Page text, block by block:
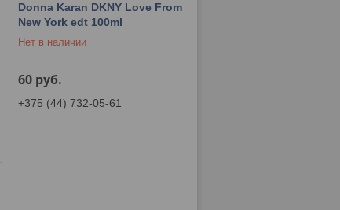
Donna Karan DKNY Love From
New York edt 100ml
Нет в наличии
60 руб.
+375 (44) 732-05-61